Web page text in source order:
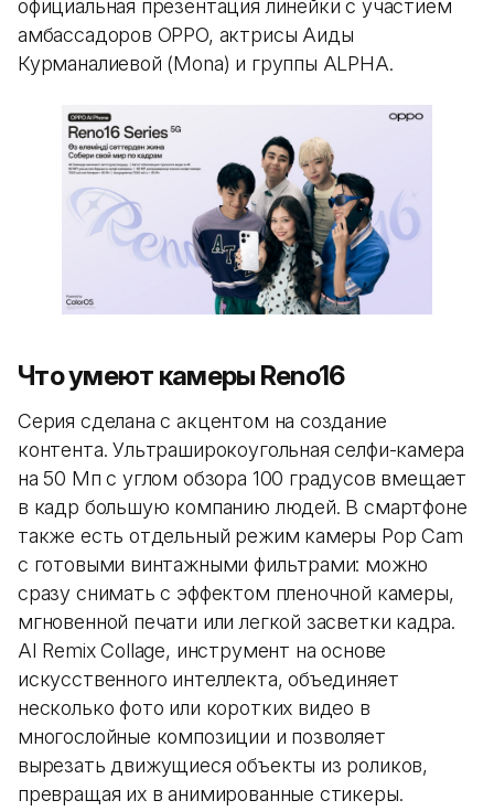
официальная презентация линейки с участием
амбассадоров OPPO, актрисы Аиды
Курманалиевой (Mona) и группы ALPHA.
Что умеют камеры Reno16
Серия сделана с акцентом на создание
контента. Ультраширокоугольная селфи-камера
на 50 Мп с углом обзора 100 градусов вмещает
в кадр большую компанию людей. В смартфоне
также есть отдельный режим камеры Pop Cam
с готовыми винтажными фильтрами: можно
сразу снимать с эффектом пленочной камеры,
мгновенной печати или легкой засветки кадра.
AI Remix Collage, инструмент на основе
искусственного интеллекта, объединяет
несколько фото или коротких видео в
многослойные композиции и позволяет
вырезать движущиеся объекты из роликов,
превращая их в анимированные стикеры.